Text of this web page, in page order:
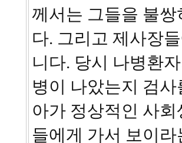
께서는 그들을 불
다. 그리고 제사장
니다. 당시 나병환
병이 나았는지 검
아가 정상적인 사
들에게 가서 보이